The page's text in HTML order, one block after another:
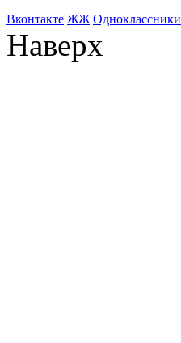
Bконтакте ЖЖ Одноклассники
Наверх